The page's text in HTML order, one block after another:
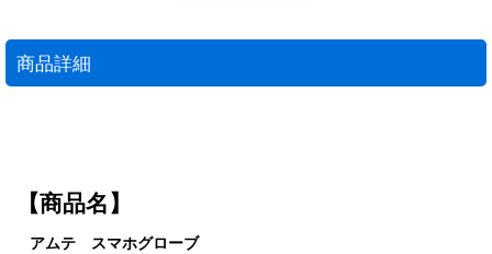
商品詳細
【商品名】
アムテ スマホグローブ